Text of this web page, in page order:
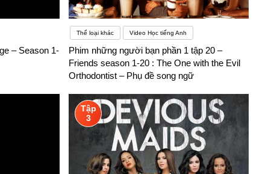
– Season 1-
Thể loại khác Video Học tiếng Anh
Phim những người bạn phần 1 tập 20 –
Friends season 1-20 : The One with the Evil
Orthodontist – Phụ đề song ngữ
Tập
3